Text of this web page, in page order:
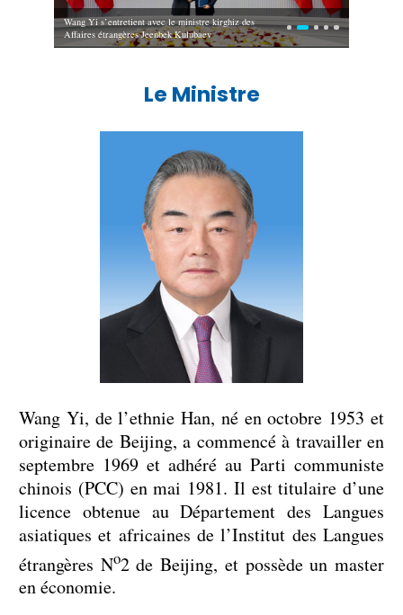
Le président kirghiz Sadyr Japarov rencontre Wang Yi
Le Ministre
Wang Yi, de l’ethnie Han, né en octobre 1953 et
originaire de Beijing, a commencé à travailler en
septembre 1969 et adhéré au Parti communiste
chinois (PCC) en mai 1981. Il est titulaire d’une
licence obtenue au Département des Langues
asiatiques et africaines de l’Institut des Langues
étrangères No2 de Beijing, et possède un master
en économie.